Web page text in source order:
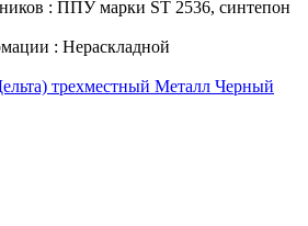
: ППУ марки ST 2536, синтепон
: Нераскладной
трехместный Металл Черный